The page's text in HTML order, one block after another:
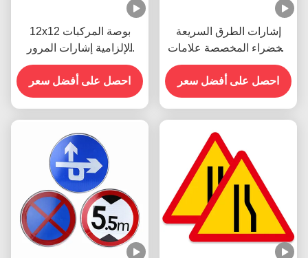
12x12 بوصة المركبات
الإلزامية إشارات المرور
العاكسة توقف للشارع
الطريق
احصل على أفضل سعر
إشارات الطرق السريعة
الخضراء المخصصة علامات
المرور إشارات الطرق
الرئيسية
احصل على أفضل سعر